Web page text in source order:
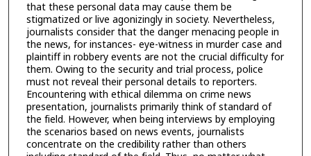
that these personal data may cause them be
stigmatized or live agonizingly in society. Nevertheless,
journalists consider that the danger menacing people in
the news, for instances- eye-witness in murder case and
plaintiff in robbery events are not the crucial difficulty for
them. Owing to the security and trial process, police
must not reveal their personal details to reporters.
Encountering with ethical dilemma on crime news
presentation, journalists primarily think of standard of
the field. However, when being interviews by employing
the scenarios based on news events, journalists
concentrate on the credibility rather than others